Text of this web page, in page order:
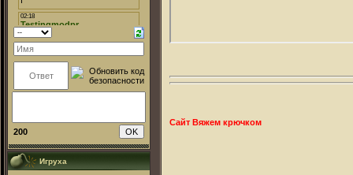
200
Игруха
Сайт Вяжем крючком